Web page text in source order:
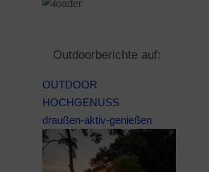
Outdoorberichte auf:
OUTDOOR
HOCHGENUSS
draußen-aktiv-genießen